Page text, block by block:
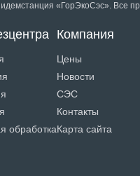
«ГорЭкоСэс». Все
обработка
Компания
Цены
Новости
СЭС
Контакты
Карта сайта